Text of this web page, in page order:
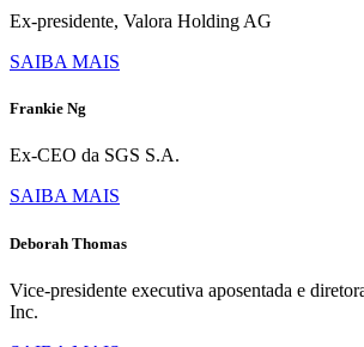
Ex-presidente, Valora Holding AG
SAIBA MAIS
Frankie Ng
Ex-CEO da SGS S.A.
SAIBA MAIS
Deborah Thomas
Vice-presidente executiva aposentada e
Inc.